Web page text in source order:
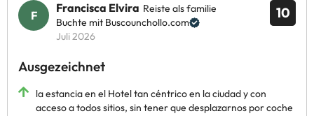
10
Francisca Elvira Reiste als familie
Buchte mit Buscounchollo.com
Juli 2026
Ausgezeichnet
la estancia en el Hotel tan céntrico en la ciudad y con
acceso a todos sitios, sin tener que desplazarnos por coche